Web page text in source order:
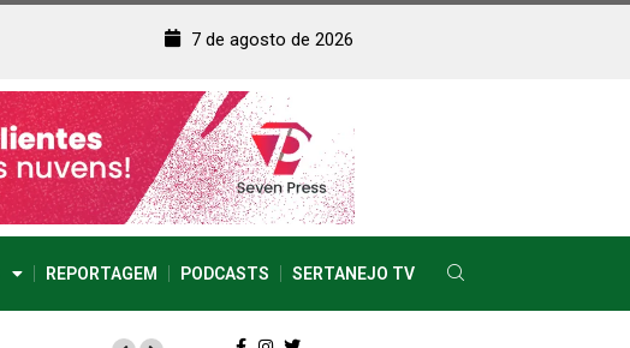
7 de agosto de 2026
REPORTAGEM PODCASTS SERTANEJO TV